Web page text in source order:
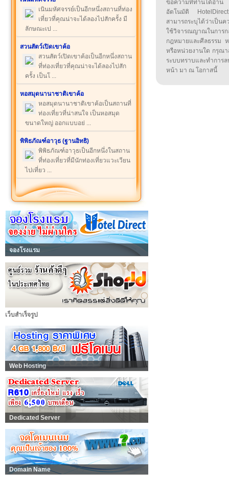
เนินมหัศจรรย์เป็นอีกหนึ่งสถานที่ท่อง
เที่ยวที่คุณน่าจะได้ลองไปสักครั้ง มี
ลักษณะเป ...
สวนสัตว์เปิดเขาค้อ
สวนสัตว์เปิดเขาค้อเป็นอีกหนึ่งสถาน
ที่ท่องเที่ยวที่คุณน่าจะได้ลองไปสัก
ครั้ง เป็นโ ...
หอสมุดนานาชาติเขาค้อ
หอสมุดนานาชาติเขาค้อเป็นสถานที่
ท่องเที่ยวที่น่าสนใจ เป็นหอสมุด
ขนาดใหญ่ ออกแบบอย่ ...
พิพิธภัณฑ์อาวุธ (ฐานอิทธิ)
พิพิธภัณฑ์อาวุธเป็นอีกหนึ่งในสถาน
ที่ท่องเที่ยวที่มีนักท่องเที่ยวแวะเวียน
ไปเที่ยว ...
จองโรงแรม
เว็บสำเร็จรูป
Web Hosting
Dedicated Server
Domain Name
ข้อความที่ท่านได้อ่าน
อัตโนมัติ
สามารถระบุได้ว่าเป็น
ใช้วิจารณญาณในกา
กฎหมายและศีลธรรม
หรือหน่วยงานใด กรุณา
ระบบทราบและทำกา
หน้า มา ณ โอกาสนี้